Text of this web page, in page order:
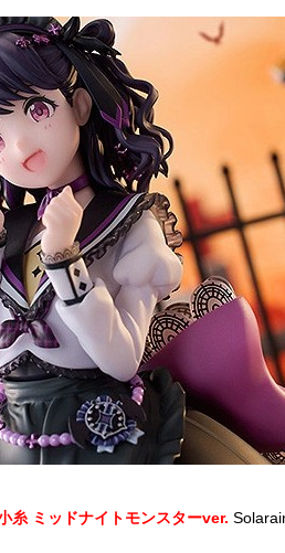
糸 ミッドナイトモンスターver.